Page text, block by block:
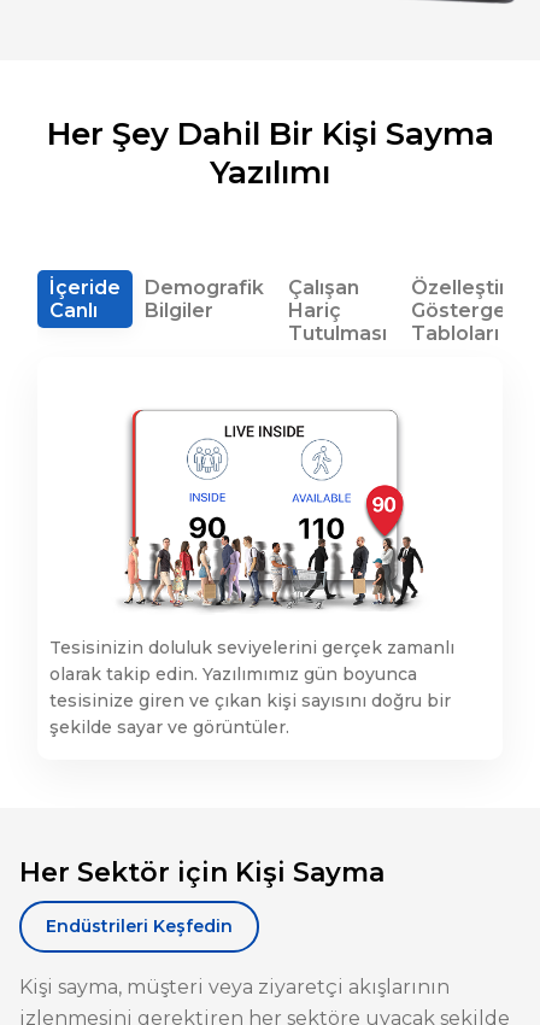
Her Şey Dahil Bir Kişi Sayma
Yazılımı
İçeride
Canlı
Demografik
Bilgiler
Çalışan
Hariç
Tutulması
Gösterge
Tabloları
Tesisinizin doluluk seviyelerini gerçek zamanlı
olarak takip edin. Yazılımımız gün boyunca
tesisinize giren ve çıkan kişi sayısını doğru bir
şekilde sayar ve görüntüler.
Her Sektör için Kişi Sayma
Endüstrileri Keşfedin
Kişi sayma, müşteri veya ziyaretçi akışlarının
izlenmesini gerektiren her sektöre uyacak şekilde